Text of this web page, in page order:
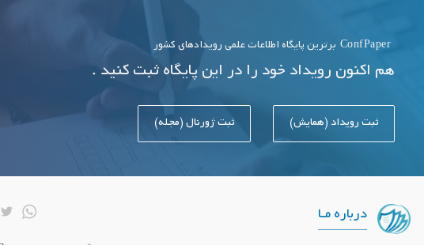
ConfPaper برترین پایگاه اطلاعات علمی رویدادهای کشور
هم اکنون رویداد خود را در این پایگاه ثبت کنید .
ثبت رویداد (همایش) ثبت ژورنال (مجله)
درباره مـا